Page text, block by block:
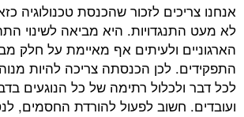
אנחנו צריכים לזכור שהכנסת טכנולוגיה
לא מעט התנגדויות. היא מביאה לשינוי
הארגוניים ולעיתים אף מאיימת על חלק
התפקידים. לכן הכנסתה צריכה להיות
לכל דבר ולכלול רתימה של כל הנוגעים
ועובדים. חשוב לפעול להורדת החסמים,